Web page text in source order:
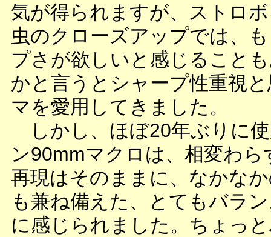
気が得られますが、ストロ
虫のクローズアップでは、
プさが欲しいと感じること
かと言うとシャープ性重視
マを愛用してきました。
しかし、ほぼ20年ぶりに
ン90mmマクロは、相変わら
再現はそのままに、なかな
も兼ね備えた、とてもバラ
に感じられました。ちょっ